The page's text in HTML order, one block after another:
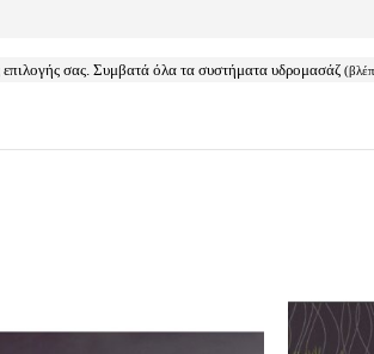
σας. Συμβατά όλα τα συστήματα υδρομασάζ